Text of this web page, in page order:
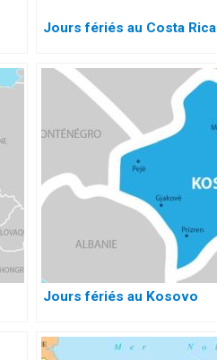
Jours fériés au Costa Rica
Jours fériés au Kosovo